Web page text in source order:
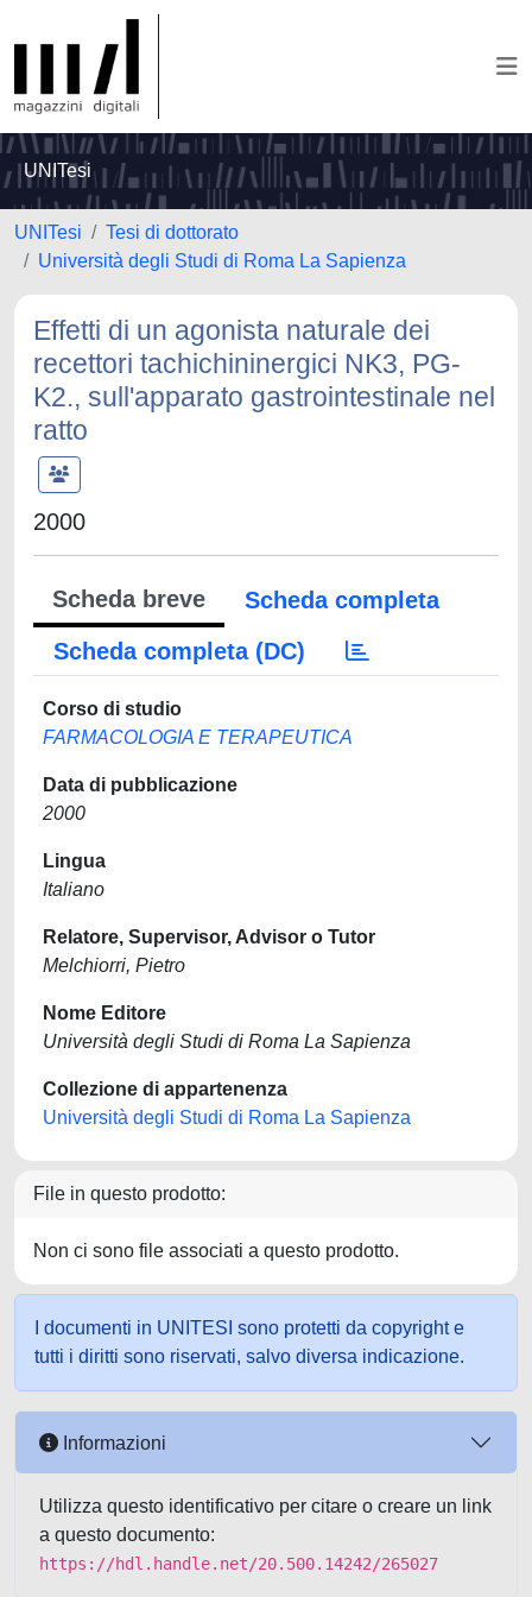
UNITesi
UNITesi
Tesi di dottorato
Università degli Studi di Roma La Sapienza
Effetti di un agonista naturale dei
recettori tachichininergici NK3, PG-
K2., sull'apparato gastrointestinale nel
ratto
2000
Scheda breve
Scheda completa
Scheda completa (DC)
Corso di studio
FARMACOLOGIA E TERAPEUTICA
Data di pubblicazione
2000
Lingua
Italiano
Relatore, Supervisor, Advisor o Tutor
Melchiorri, Pietro
Nome Editore
Università degli Studi di Roma La Sapienza
Collezione di appartenenza
Università degli Studi di Roma La Sapienza
File in questo prodotto:
Non ci sono file associati a questo prodotto.
I documenti in UNITESI sono protetti da copyright e
tutti i diritti sono riservati, salvo diversa indicazione.
Informazioni
Utilizza questo identificativo per citare o creare un link
a questo documento:
https://hdl.handle.net/20.500.14242/265027